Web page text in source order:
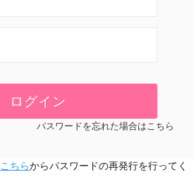
パスワードを忘れた場合はこちら
こちらからパスワードの再発行を行ってく